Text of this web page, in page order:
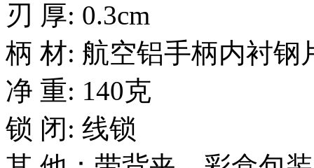
刃 厚: 0.3cm
柄 材: 航空铝手柄内衬钢
净 重: 140克
锁 闭: 线锁